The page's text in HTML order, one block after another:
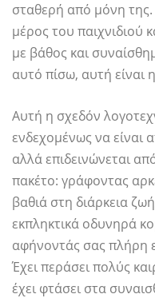
σταθερή από μόνη της.
μέρος του παιχνιδιού
με βάθος και
αυτό πίσω, αυτή είναι
Αυτή η σχεδόν
ενδεχομένως να είναι
αλλά επιδεινώνεται
πακέτο: γράφοντας
βαθιά στη διάρκεια
εκπληκτικά οδυνηρά
αφήνοντάς σας πλήρη
Έχει περάσει πολύς
έχει φτάσει στα